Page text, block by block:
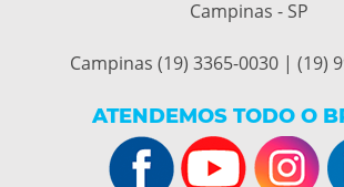
Campinas - SP
Campinas (19) 3365-0030 | (19)
ATENDEMOS TODO O